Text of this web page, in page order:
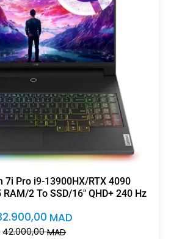
7i Pro i9-13900HX/RTX 4090
RAM/2 To SSD/16″ QHD+ 240 Hz
42.000,00MAD
MAD